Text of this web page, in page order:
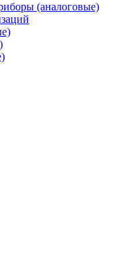
(аналоговые)